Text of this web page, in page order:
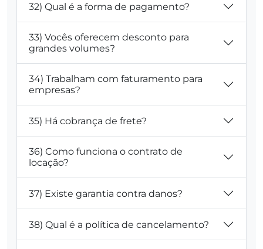
32) Qual é a forma de pagamento?
33) Vocês oferecem desconto para
grandes volumes?
34) Trabalham com faturamento para
empresas?
35) Há cobrança de frete?
36) Como funciona o contrato de
locação?
37) Existe garantia contra danos?
38) Qual é a política de cancelamento?